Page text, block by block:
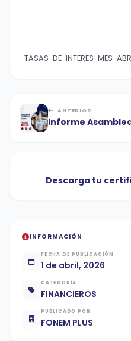
TASAS-DE-INTERES-MES-
ANTERIOR
Informe
Descarga tu
INFORMACIÓN
FECHA DE PUBLICACIÓN
1 de abril, 2026
CATEGORÍA
FINANCIEROS
PUBLICADO POR
FONEM PLUS